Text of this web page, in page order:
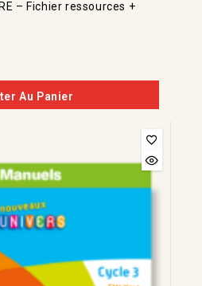
– Fichier ressources +
Au Panier